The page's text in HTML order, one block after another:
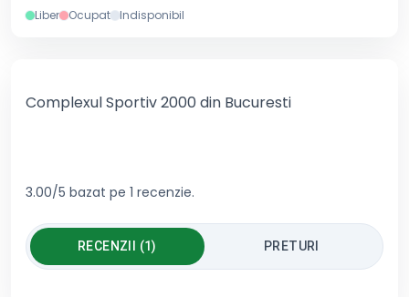
Liber Ocupat Indisponibil
Complexul Sportiv 2000 din Bucuresti
3.00/5 bazat pe 1 recenzie.
RECENZII (1) PRETURI